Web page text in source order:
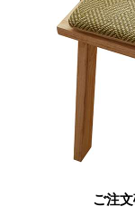
ご注